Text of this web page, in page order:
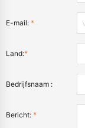
E-mail: *
Land:*
Bedrijfsnaam :
Bericht: *